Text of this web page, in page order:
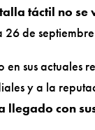
táctil no
de
en sus
y a la
llegado con